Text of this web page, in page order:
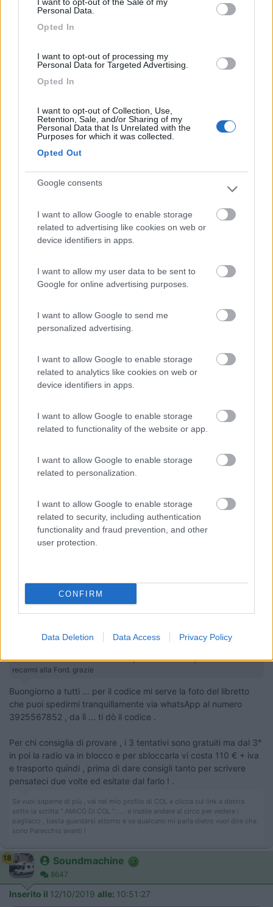
Personal Data.
Opted In
I want to opt-out of processing my
Personal Data for Targeted Advertising.
Opted In
I want to opt-out of Collection, Use,
Retention, Sale, and/or Sharing of my
Personal Data that Is Unrelated with the
Purposes for which it was collected.
Opted Out
Google consents
I want to allow Google to enable storage
related to advertising like cookies on web or
device identifiers in apps.
I want to allow my user data to be sent to
Google for online advertising purposes.
I want to allow Google to send me
personalized advertising.
I want to allow Google to enable storage
related to analytics like cookies on web or
device identifiers in apps.
I want to allow Google to enable storage
related to functionality of the website or app.
I want to allow Google to enable storage
related to personalization.
I want to allow Google to enable storage
related to security, including authentication
functionality and fraud prevention, and other
user protection.
CONFIRM
Data Deletion Data Access Privacy Policy
In risposta al messaggio di del alle 19:42:14
salve a tutti avrei bisogno di trovare il codice del mio autoradio Ford
recarmi alla Ford. grazie
prova ha digitare 1111 o 0000. Mi sembra di ricordare che sul
Tra l'altro ora ho un'auto ford e anche qui il codice è 1111. Tanto
provare non costa niente. Ciao Luigi
Inserito il 12/10/2019
Con il mio secondo camper che era su meccanica Ford,
sblocco.
Tanto tempo fa (circa 10 anni) c'era un thread dove si
sito/forum dove si poteva scaricare un piccolo software che,
inserendo il seriale dell'autoradio, ti restituiva il codice sblocco
Ho un po' guardato in giro, ma fra i milioni (letteralmente) di file
che ho sul PC non sono riuscito a trovare quel software...
Però prova a contattare l'utentesoundmachine
(sempre
presente qui su COL), lui si occupa professionalmente di
autoradio, parabole, decoder e anche Efoy. Sono sicuro che lui
Ciao da Dash
Il camper è come la salute: ti accorgi come stavi bene prima, quando non l'hai
più... (DASH)
Fermiamoci un attimo, arriveremo prima (proverbio Tuareg) ‹(•¿•)›‹(•¿•)›
Se l'evoluzione ci ha dato 2 orecchie e una bocca, significa che dobbiamo tutti
(me compreso) ascoltare più che parlare
8647
Inserito il12/10/2019 alle:10:50:19
6000CD numero seriale V087458. qualcuno sa come posso fare senza
recarmi alla Ford. grazie
Buongiorno a tutti ... per il codice mi serve la foto del libretto
che puoi spedirmi tranquillamente via whatsApp al numero
3925567852 , da lì ... ti dò il codice .
Per chi consiglia di provare , i 3 tentativi sono gratuiti ma dal 3°
in poi la radio va in blocco e per sbloccarla vi costa 110 € + iva
e trasporto quindi , prima di dare consigli tanto per scrivere
pensateci due volte ed esitate dal farlo ! .
Se vuoi saperne di più , vai nel mio profilo di COL e clicca sul link a destra
sotto la scritta " AMICO DI COL " . ... e inutile andare al circo per vedere i
pagliacci , basta guardarsi attorno e se qualcuno mi parla dietro vuol dire che
sono Parecchio avanti !
18 Soundmachine
8647
Inserito il 12/10/2019 alle: 10:51:27